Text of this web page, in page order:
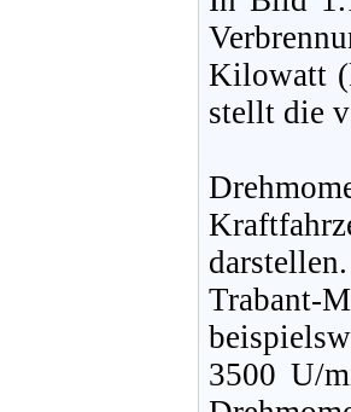
Kilowatt
stellt die
3500 U/